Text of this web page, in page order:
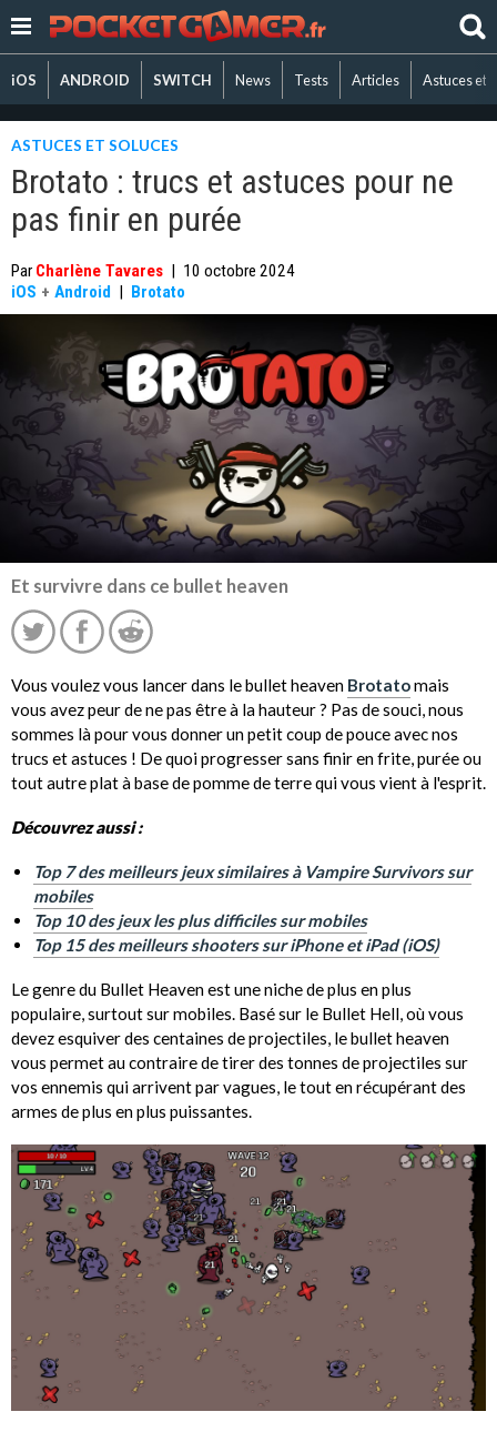
iOS ANDROID SWITCH News Tests Articles Astuces et
ASTUCES ET SOLUCES
Brotato : trucs et astuces pour ne
pas finir en purée
Par Charlène Tavares | 10 octobre 2024
iOS + Android | Brotato
Et survivre dans ce bullet heaven
Vous voulez vous lancer dans le bullet heaven Brotatomais
vous avez peur de ne pas être à la hauteur ? Pas de souci, nous
sommes là pour vous donner un petit coup de pouce avec nos
trucs et astuces ! De quoi progresser sans finir en frite, purée ou
tout autre plat à base de pomme de terre qui vous vient à l'esprit.
Découvrez aussi :
Top 7 des meilleurs jeux similaires à Vampire Survivors sur
mobiles
Top 10 des jeux les plus difficiles sur mobiles
Top 15 des meilleurs shooters sur iPhone et iPad (iOS)
Le genre du Bullet Heaven est une niche de plus en plus
populaire, surtout sur mobiles. Basé sur le Bullet Hell, où vous
devez esquiver des centaines de projectiles, le bullet heaven
vous permet au contraire de tirer des tonnes de projectiles sur
vos ennemis qui arrivent par vagues, le tout en récupérant des
armes de plus en plus puissantes.